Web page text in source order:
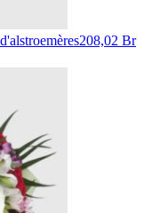
208,02 Br